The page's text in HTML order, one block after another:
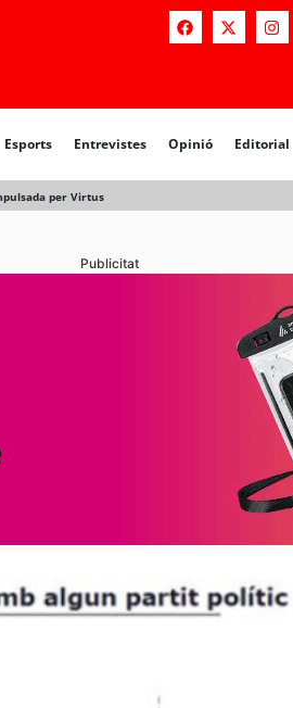
Esports Entrevistes Opinió Editorial
per Virtus
Publicitat